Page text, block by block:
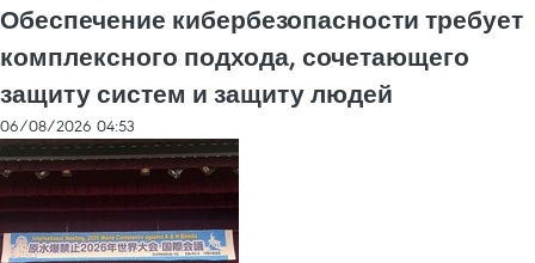
Обеспечение кибербезопасности требует
комплексного подхода, сочетающего
защиту систем и защиту людей
06/08/2026 04:53